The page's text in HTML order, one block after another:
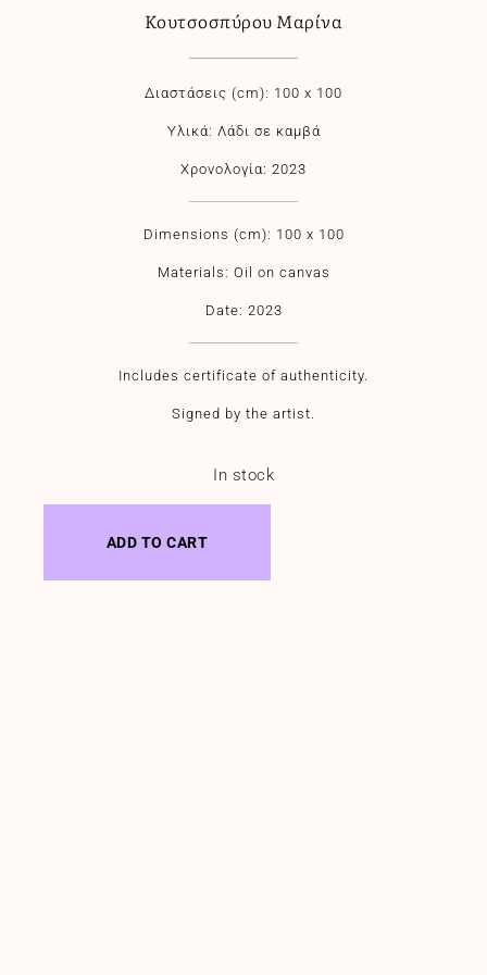
Κουτσοσπύρου Μαρίνα
Διαστάσεις (cm): 100 x 100
Υλικά: Λάδι σε καμβά
Χρονολογία: 2023
Dimensions (cm): 100 x 100
Materials: Oil on canvas
Date: 2023
Includes certificate of authenticity.
Signed by the artist.
In stock
ADD TO CART